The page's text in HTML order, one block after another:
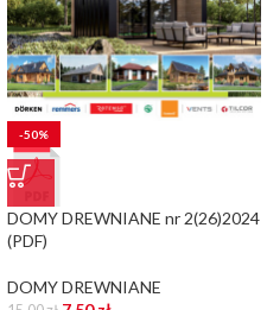
-50%
DOMY DREWNIANE nr 2(26)2024
(PDF)
DOMY DREWNIANE